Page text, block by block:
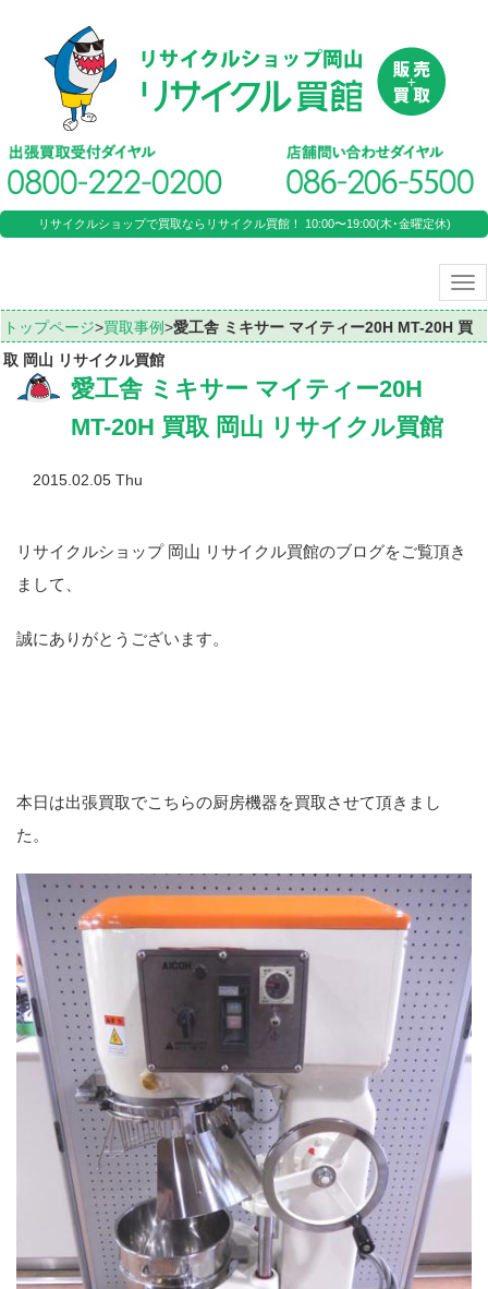
リサイクルショップで買取ならリサイクル買館！ 10:00〜19:00(木･金曜定休)
トップページ>買取事例>愛工舎 ミキサー マイティー20H MT-20H 買
取 岡山 リサイクル買館
愛工舎 ミキサー マイティー20H
MT-20H 買取 岡山 リサイクル買館
2015.02.05 Thu
リサイクルショップ 岡山 リサイクル買館のブログをご覧頂き
まして、
誠にありがとうございます。
本日は出張買取でこちらの厨房機器を買取させて頂きまし
た。